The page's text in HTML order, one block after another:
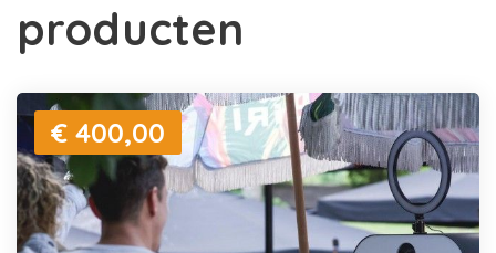
producten
€ 400,00